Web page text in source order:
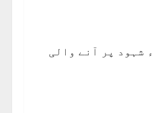
منصہء شہود پر آنے والی